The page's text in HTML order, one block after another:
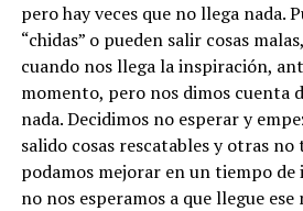
pero hay veces que no llega nada.
“chidas” o pueden salir cosas
cuando nos llega la inspiración,
momento, pero nos dimos cuenta
nada. Decidimos no esperar y
salido cosas rescatables y otras
podamos mejorar en un tiempo
no nos esperamos a que llegue